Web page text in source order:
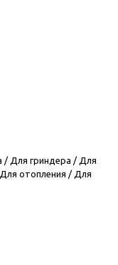
/ Для гриндера / Для
Для отопления / Для